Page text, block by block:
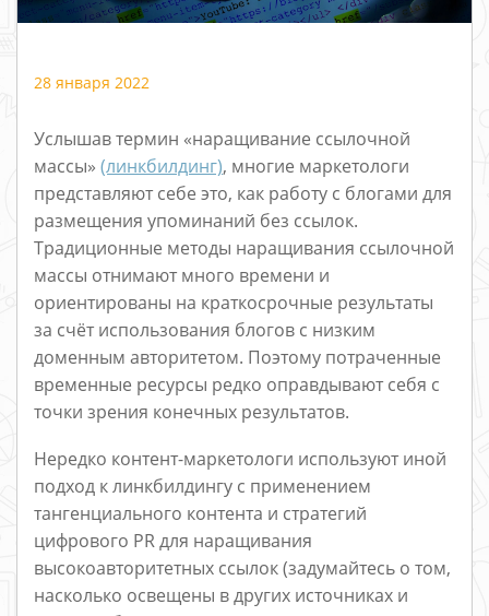
28 января 2022
Услышав термин «наращивание ссылочной
массы» (линкбилдинг), многие маркетологи
представляют себе это, как работу с блогами для
размещения упоминаний без ссылок.
Традиционные методы наращивания ссылочной
массы отнимают много времени и
ориентированы на краткосрочные результаты
за счёт использования блогов с низким
доменным авторитетом. Поэтому потраченные
временные ресурсы редко оправдывают себя с
точки зрения конечных результатов.
Нередко контент-маркетологи используют иной
подход к линкбилдингу с применением
тангенциального контента и стратегий
цифрового PR для наращивания
высокоавторитетных ссылок (задумайтесь о том,
насколько освещены в других источниках и